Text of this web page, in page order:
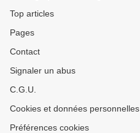
Top articles
Pages
Contact
Signaler un abus
C.G.U.
Cookies et données personnelles
Préférences cookies